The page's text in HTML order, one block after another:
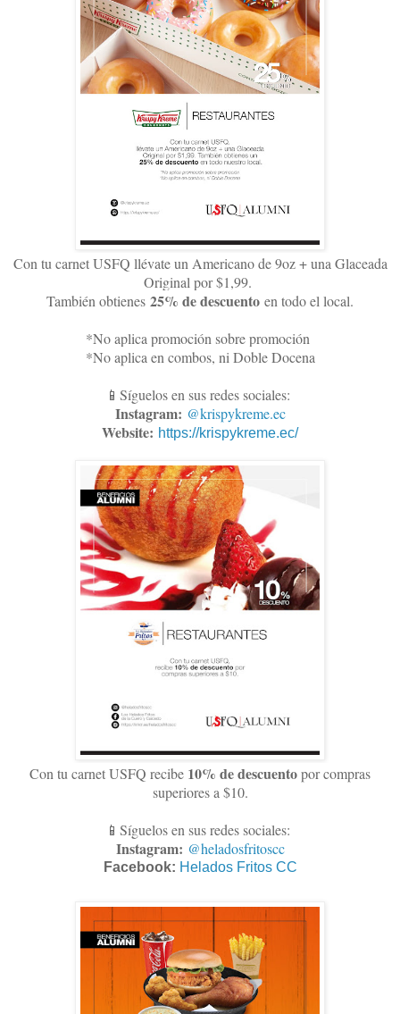
Con tu carnet USFQ llévate un Americano de 9oz + una Glaceada
Original por $1,99.
También obtienes 25% de descuento en todo el local.
*No aplica promoción sobre promoción
*No aplica en combos, ni Doble Docena
📱Síguelos en sus redes sociales:
Instagram: @krispykreme.ec
Website: https://krispykreme.ec/
Con tu carnet USFQ recibe 10% de descuentopor compras
superiores a $10.
📱Síguelos en sus redes sociales:
Instagram: @heladosfritoscc
Facebook: Helados Fritos CC